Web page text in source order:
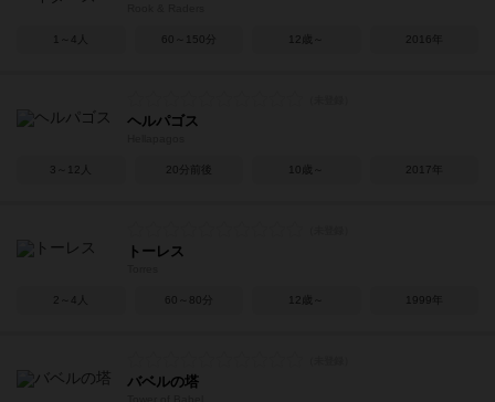
1～4人 60～150分 12歳～ 2016年
ヘルパゴス
3～12人 20分前後 10歳～ 2017年
トーレス
2～4人 60～80分 12歳～ 1999年
バベルの塔